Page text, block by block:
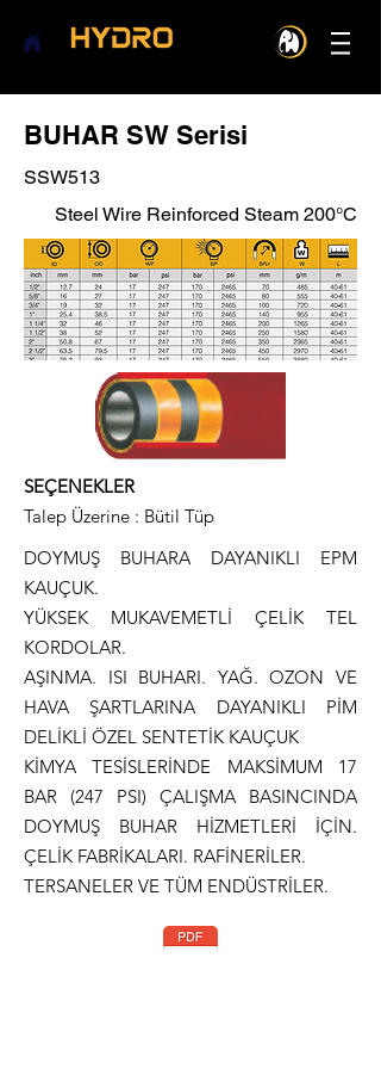
BUHAR SW Serisi
SSW513
Steel Wire Reinforced Steam 200°C
SEÇENEKLER
Talep Üzerine : Bütil Tüp
DOYMUŞ BUHARA DAYANIKLI EPM
KAUÇUK.
YÜKSEK MUKAVEMETLİ ÇELİK TEL
KORDOLAR.
AŞINMA. ISI BUHARI. YAĞ. OZON VE
HAVA ŞARTLARINA DAYANIKLI PİM
DELİKLİ ÖZEL SENTETİK KAUÇUK
KİMYA TESİSLERİNDE MAKSİMUM 17
BAR (247 PSI) ÇALIŞMA BASINCINDA
DOYMUŞ BUHAR HİZMETLERİ İÇİN.
ÇELİK FABRİKALARI. RAFİNERİLER.
TERSANELER VE TÜM ENDÜSTRİLER.